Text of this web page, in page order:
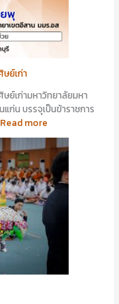
ย์เก่า
ย์เก่ามหาวิทยาลัยมหา
ก่น บรรจุเป็นข้าราชการ
Read more